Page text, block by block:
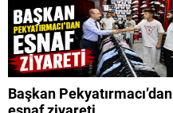
Başkan Pekyatırmacı’dan